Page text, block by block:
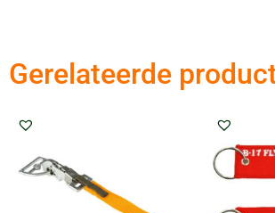
Gerelateerde